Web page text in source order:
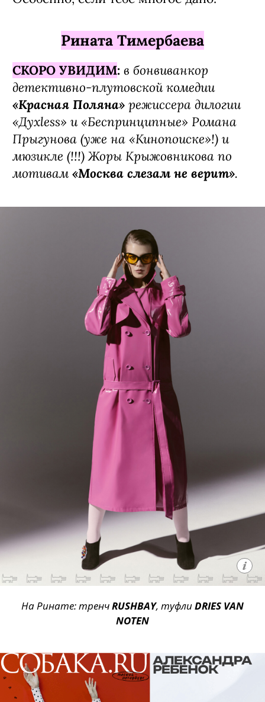
Рината Тимербаева
СКОРО УВИДИМ: в бонвиванкор
детективно-плу­товской комедии
«Красная Поляна» режиссера дилогии
«Духless» и «Беспринципные» Романа
Прыгунова (уже на «Кинопоиске»!) и
мюзикле (!!!) Жоры Крыжовникова по
мотивам «Москва слезам не верит».
На Ринате: тренчRUSHBAY, туфлиDRIES VAN
NOTEN